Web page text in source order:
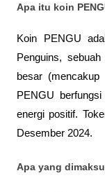
Apa itu koin
Koin PENGU
Penguins,
besar
PENGU
energi positif.
Desember 2024.
Apa yang